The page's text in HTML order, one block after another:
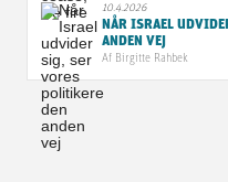
10.4.2026
NÅR ISRAEL
ANDEN VEJ
Af Birgitte Rahbek